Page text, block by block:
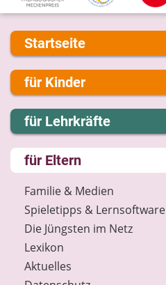
Startseite
Über uns
Presse
Kontakt
Impressum
Internet-ABC Sitemap
Barrierefreiheit
Länderprojekte
für Kinder
Lernen und Schule
Hobby und Freizeit
Spiel und Spaß
Mitreden und Mitmachen
Lexikon
Datenschutz
Newsletter
für Lehrkräfte
Lernmodule
Unterrichts­materialien
Internet-ABC-Schule
Praxishilfen
Aktuelles
Materialbestellung
Lexikon
für Eltern
Familie & Medien
Spieletipps & Lernsoftware
Die Jüngsten im Netz
Lexikon
Aktuelles